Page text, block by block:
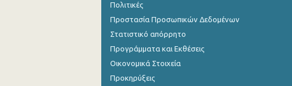
Πολιτικές
Προστασία Προσωπικών Δεδομένων
Στατιστικό απόρρητο
Προγράμματα και Εκθέσεις
Οικονομικά Στοιχεία
Προκηρύξεις